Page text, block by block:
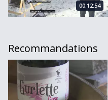
00:12:54
Recommandations
Mise en bouteille coûteuse